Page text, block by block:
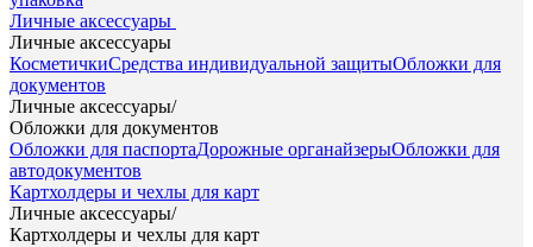
Личные аксессуары
Личные аксессуары
КосметичкиСредства индивидуальной защитыОбложки для
документов
Личные аксессуары/
Обложки для документов
Обложки для паспортаДорожные органайзерыОбложки для
автодокументов
Картхолдеры и чехлы для карт
Личные аксессуары/
Картхолдеры и чехлы для карт